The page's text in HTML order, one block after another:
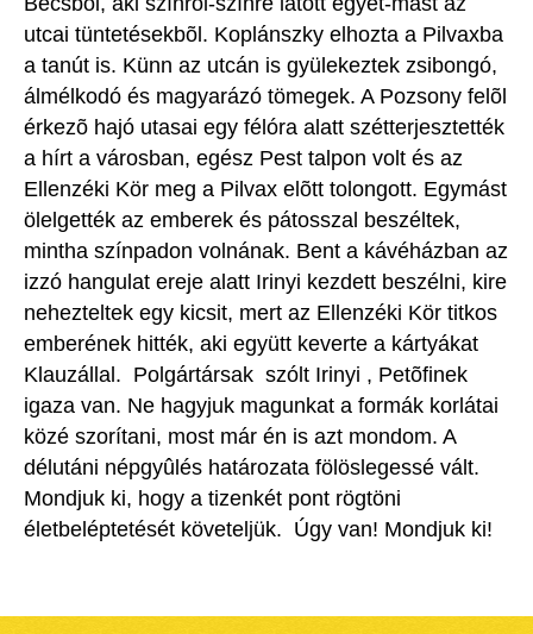
utcai tüntetésekbõl. Koplánszky elhozta a Pilvaxba
a tanút is. Künn az utcán is gyülekeztek zsibongó,
álmélkodó és magyarázó tömegek. A Pozsony felõl
érkezõ hajó utasai egy félóra alatt szétterjesztették
a hírt a városban, egész Pest talpon volt és az
Ellenzéki Kör meg a Pilvax elõtt tolongott. Egymást
ölelgették az emberek és pátosszal beszéltek,
mintha színpadon volnának. Bent a kávéházban az
izzó hangulat ereje alatt Irinyi kezdett beszélni, kire
nehezteltek egy kicsit, mert az Ellenzéki Kör titkos
emberének hitték, aki együtt keverte a kártyákat
Klauzállal.  Polgártársak  szólt Irinyi , Petõfinek
igaza van. Ne hagyjuk magunkat a formák korlátai
közé szorítani, most már én is azt mondom. A
délutáni népgyûlés határozata fölöslegessé vált.
Mondjuk ki, hogy a tizenkét pont rögtöni
életbeléptetését követeljük.  Úgy van! Mondjuk ki!